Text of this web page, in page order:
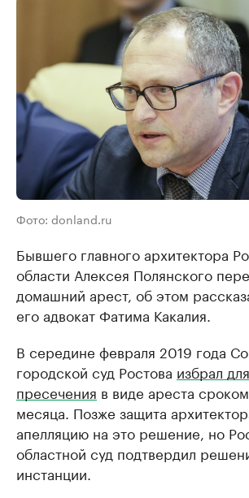
Фото: donland.ru
Бывшего главного архитектора
области Алексея Полянского
домашний арест, об этом
его адвокат Фатима Какалия.
В середине февраля 2019 года
городской суд Ростова избрал
пресечения в виде ареста
месяца. Позже защита
апелляцию на это решение, но
областной суд подтвердил
инстанции.